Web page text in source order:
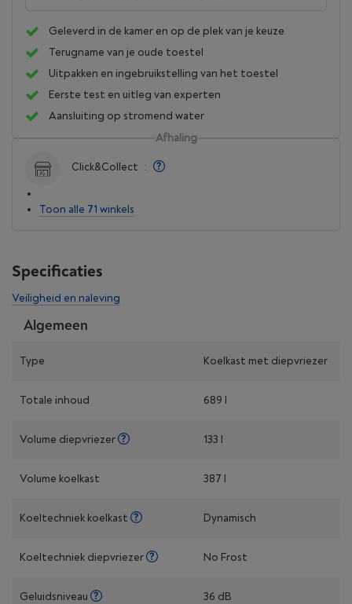
Geleverd in de kamer en op de plek van je keuze
Terugname van je oude toestel
Uitpakken en ingebruikstelling van het toestel
Eerste test en uitleg van experten
Aansluiting op stromend water
Afhaling
Click&Collect :
Toon alle 71 winkels
Specificaties
Veiligheid en naleving
Algemeen
Type Koelkast met diepvriezer
Totale inhoud 689 l
Volume diepvriezer 133 l
Volume koelkast 387 l
Koeltechniek koelkast Dynamisch
Koeltechniek diepvriezer No Frost
Geluidsniveau 36 dB